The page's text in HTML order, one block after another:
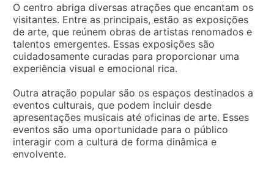
O centro abriga diversas atrações que encantam os
visitantes. Entre as principais, estão as exposições
de arte, que reúnem obras de artistas renomados e
talentos emergentes. Essas exposições são
cuidadosamente curadas para proporcionar uma
experiência visual e emocional rica.
Outra atração popular são os espaços destinados a
eventos culturais, que podem incluir desde
apresentações musicais até oficinas de arte. Esses
eventos são uma oportunidade para o público
interagir com a cultura de forma dinâmica e
envolvente.